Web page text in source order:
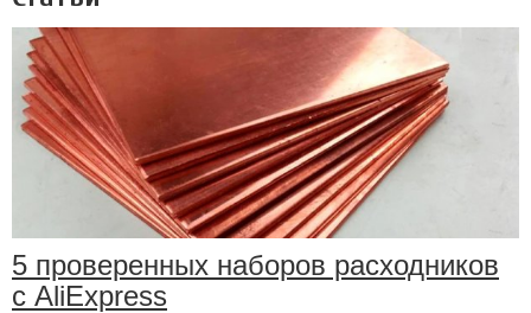
5 проверенных наборов расходников
с AliExpress